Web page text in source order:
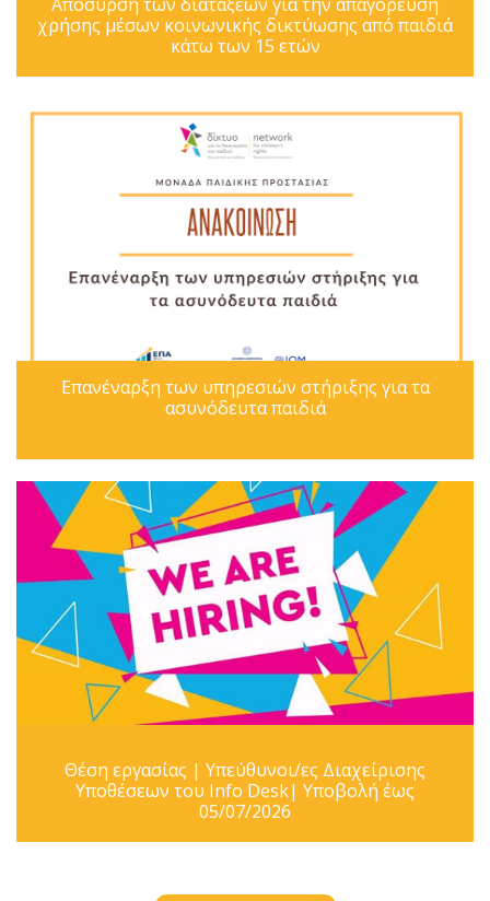
χρήσης μέσων κοινωνικής δικτύωσης από παιδιά
κάτω των 15 ετών
Επανέναρξη των υπηρεσιών στήριξης για τα
ασυνόδευτα παιδιά
Θέση εργασίας | Υπεύθυνοι/ες Διαχείρισης
Υποθέσεων του Info Desk| Υποβολή έως
05/07/2026